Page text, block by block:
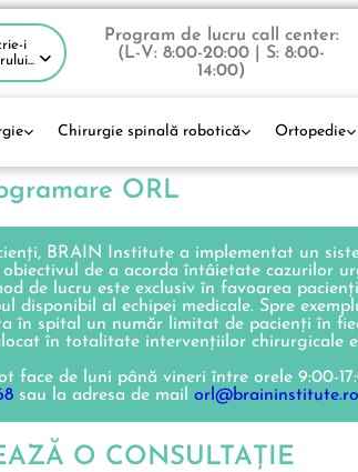
i
Program de lucru call center:
(L-V: 8:00-20:00 | S: 8:00-
14:00)
Chirurgie spinală robotică Ortopedie
ORL
BRAIN Institute a implementat un
de a acorda întâietate cazurilor
de lucru este exclusiv în favoarea
disponibil al echipei medicale. Spre
în spital un număr limitat de pacienți în
în totalitate intervențiilor chirurgicale
face de luni până vineri între orele 9:00-
sau la adresa de mail orl@braininstitute.ro
O CONSULTAŢIE